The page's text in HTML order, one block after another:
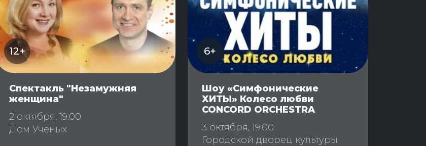
12+
Спектакль "Незамужняя
женщина"
2 октября, 19:00
Дом Ученых
6+
Шоу «Симфонические
ХИТЫ» Колесо любви
CONCORD ORCHESTRA
3 октября, 19:00
Городской дворец культуры